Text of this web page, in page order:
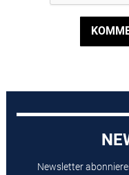
Newsletter